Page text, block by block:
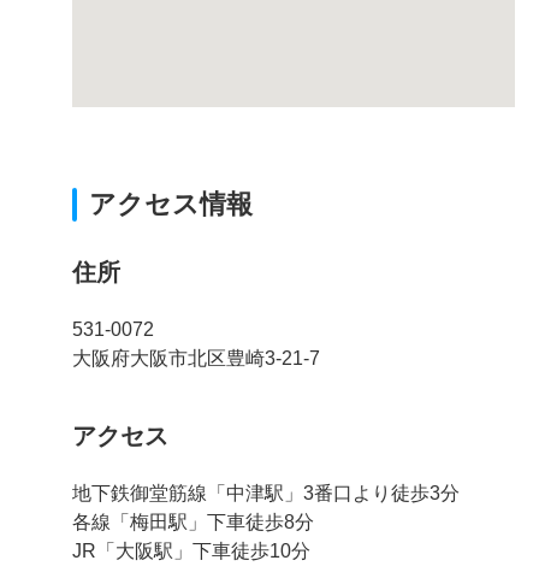
アクセス情報
住所
531-0072
大阪府大阪市北区豊崎3-21-7
アクセス
地下鉄御堂筋線「中津駅」3番口より徒歩3分
各線「梅田駅」下車徒歩8分
JR「大阪駅」下車徒歩10分